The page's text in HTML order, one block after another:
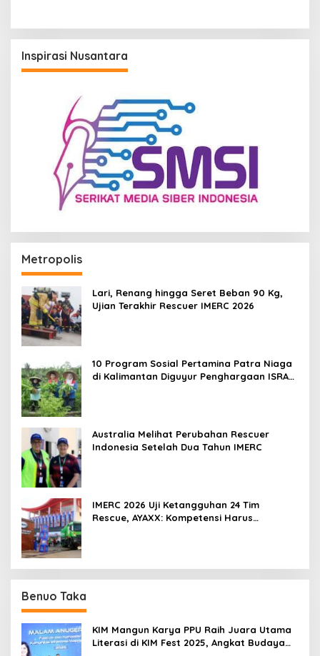
Inspirasi Nusantara
Metropolis
Lari, Renang hingga Seret Beban 90 Kg,
Ujian Terakhir Rescuer IMERC 2026
10 Program Sosial Pertamina Patra Niaga
di Kalimantan Diguyur Penghargaan ISRA
Australia Melihat Perubahan Rescuer
Indonesia Setelah Dua Tahun IMERC
IMERC 2026 Uji Ketangguhan 24 Tim
Rescue, AYAXX: Kompetensi Harus
Benuo Taka
KIM Mangun Karya PPU Raih Juara Utama
Literasi di KIM Fest 2025, Angkat Budaya